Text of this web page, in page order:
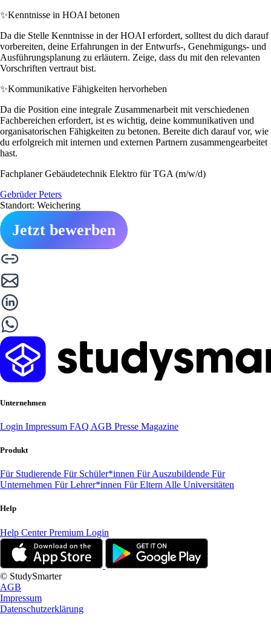
✨Kenntnisse in HOAI betonen
Da die Stelle Kenntnisse in der HOAI erfordert, solltest du dich darauf
vorbereiten, deine Erfahrungen in der Entwurfs-, Genehmigungs- und
Ausführungsplanung zu erläutern. Zeige, dass du mit den relevanten
Vorschriften vertraut bist.
✨Kommunikative Fähigkeiten hervorheben
Da die Position eine integrale Zusammenarbeit mit verschiedenen
Fachbereichen erfordert, ist es wichtig, deine kommunikativen und
organisatorischen Fähigkeiten zu betonen. Bereite dich darauf vor, wie
du erfolgreich mit internen und externen Partnern zusammengearbeitet
hast.
Fachplaner Gebäudetechnik Elektro für TGA (m/w/d)
Gebrüder Peters
Standort: Weichering
Jetzt bewerben
Unternehmen
Login Impressum FAQ AGB Presse Magazine
Produkt
Für Studierende Für Schüler*innen Für Auszubildende Für
Unternehmen Für Lehrer*innen Für Eltern Alle Universitäten
Help
Help CenterPremium Login
© StudySmarter
AGB
Impressum
Datenschutzerklärung